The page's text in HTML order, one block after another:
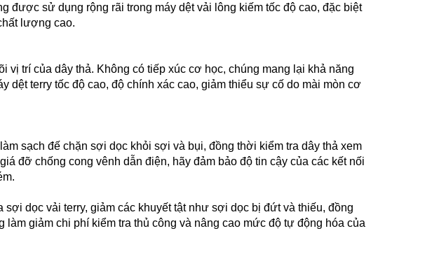
được sử dụng rộng rãi trong máy dệt vải lông kiếm tốc độ cao, đặc biệt
lượng cao.
vị trí của dây thả. Không có tiếp xúc cơ học, chúng mang lại khả năng
dệt terry tốc độ cao, độ chính xác cao, giảm thiểu sự cố do mài mòn cơ
sạch đế chặn sợi dọc khỏi sợi và bụi, đồng thời kiểm tra dây thả xem
đỡ chống cong vênh dẫn điện, hãy đảm bảo độ tin cậy của các kết nối
dọc vải terry, giảm các khuyết tật như sợi dọc bị đứt và thiếu, đồng
giảm chi phí kiểm tra thủ công và nâng cao mức độ tự động hóa của